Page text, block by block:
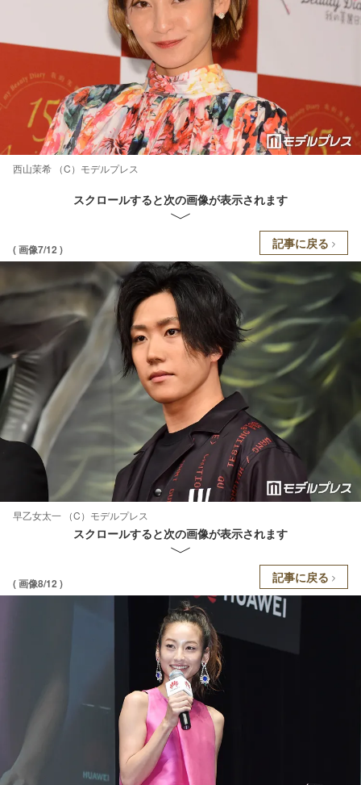
西山茉希 （C）モデルプレス
スクロールすると次の画像が表示されます
( 画像7/12 ) 記事に戻る
早乙女太一 （C）モデルプレス
スクロールすると次の画像が表示されます
( 画像8/12 ) 記事に戻る